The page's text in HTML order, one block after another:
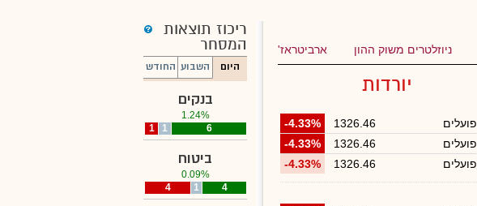
ניוזלטרים משוק ההון ארביטראז'
יורדות
פועלים 1326.46
-4.33%
פועלים
1326.46
-4.33%
פועלים
1326.46
-4.33%
ריכוז תוצאות
המסחר
היום השבוע החודש
בנקים
1.24%
1
1 6
ביטוח
0.09%
4
1 4